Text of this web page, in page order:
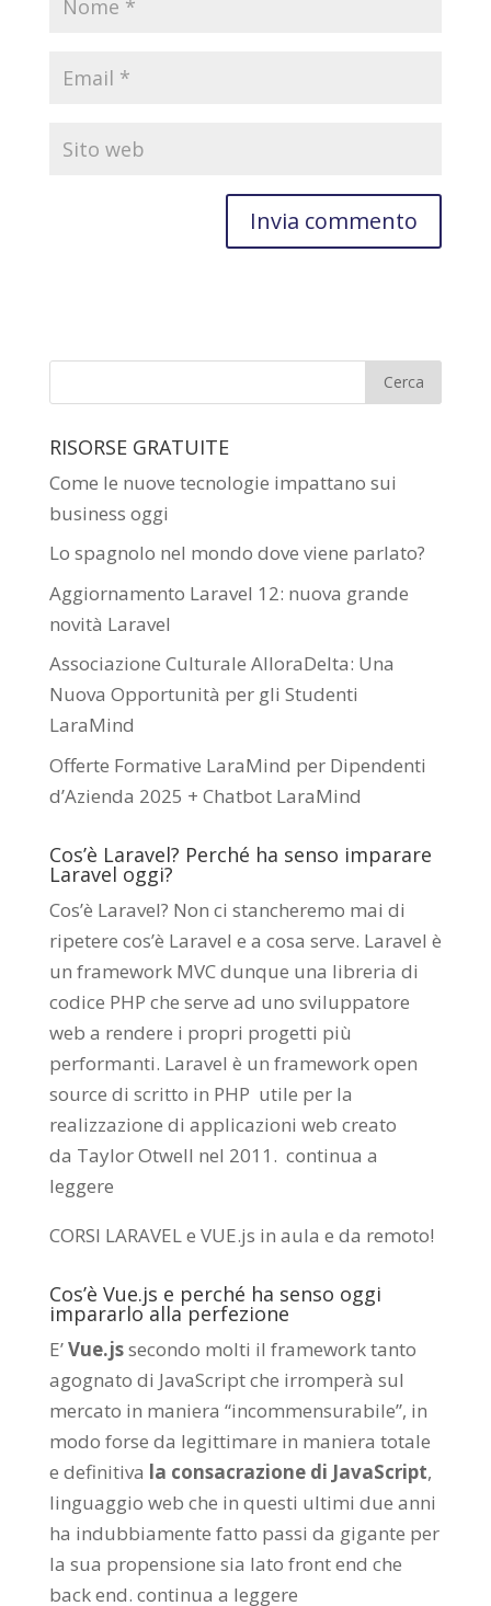
RISORSE GRATUITE
Come le nuove tecnologie impattano sui
business oggi
Lo spagnolo nel mondo dove viene parlato?
Aggiornamento Laravel 12: nuova grande
novità Laravel
Associazione Culturale AlloraDelta: Una
Nuova Opportunità per gli Studenti
LaraMind
Offerte Formative LaraMind per Dipendenti
d’Azienda 2025 + Chatbot LaraMind
Cos’è Laravel? Perché ha senso imparare
Laravel oggi?
Cos’è Laravel? Non ci stancheremo mai di
ripetere cos’è Laravel e a cosa serve. Laravel è
un framework MVC dunque una libreria di
codice PHP che serve ad uno sviluppatore
web a rendere i propri progetti più
performanti. Laravel è un framework open
source di scritto in PHP utile per la
realizzazione di applicazioni web creato
da Taylor Otwell nel 2011. continua a
leggere
CORSI LARAVEL e VUE.js in aula e da remoto!
Cos’è Vue.js e perché ha senso oggi
impararlo alla perfezione
E’Vue.jssecondo molti il framework tanto
agognato di JavaScript che irromperà sul
mercato in maniera “incommensurabile”, in
modo forse da legittimare in maniera totale
e definitiva la consacrazione di JavaScript,
linguaggio web che in questi ultimi due anni
ha indubbiamente fatto passi da gigante per
la sua propensione sia lato front end che
back end. continua a leggere